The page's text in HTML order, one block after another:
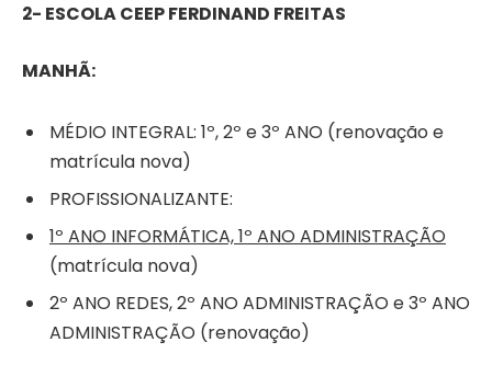
2- ESCOLA CEEP FERDINAND FREITAS
MANHÃ:
MÉDIO INTEGRAL: 1º, 2º e 3º ANO (renovação e
matrícula nova)
PROFISSIONALIZANTE:
1º ANO INFORMÁTICA, 1º ANO ADMINISTRAÇÃO
(matrícula nova)
2º ANO REDES, 2º ANO ADMINISTRAÇÃO e 3º ANO
ADMINISTRAÇÃO (renovação)